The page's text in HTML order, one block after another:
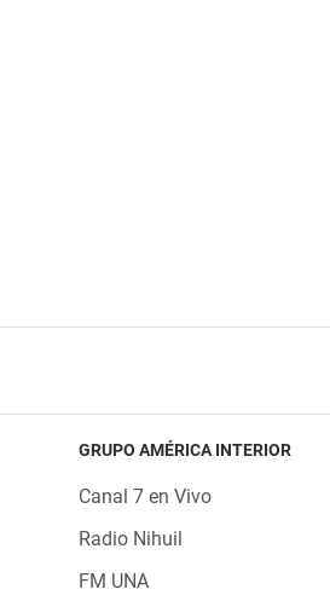
GRUPO AMÉRICA INTERIOR
Canal 7 en Vivo
Radio Nihuil
FM UNA